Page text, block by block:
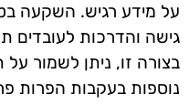
על מידע רגיש. השקעה
גישה והדרכות לעובדים
בצורה זו, ניתן לשמור על
נוספות בעקבות הפרות